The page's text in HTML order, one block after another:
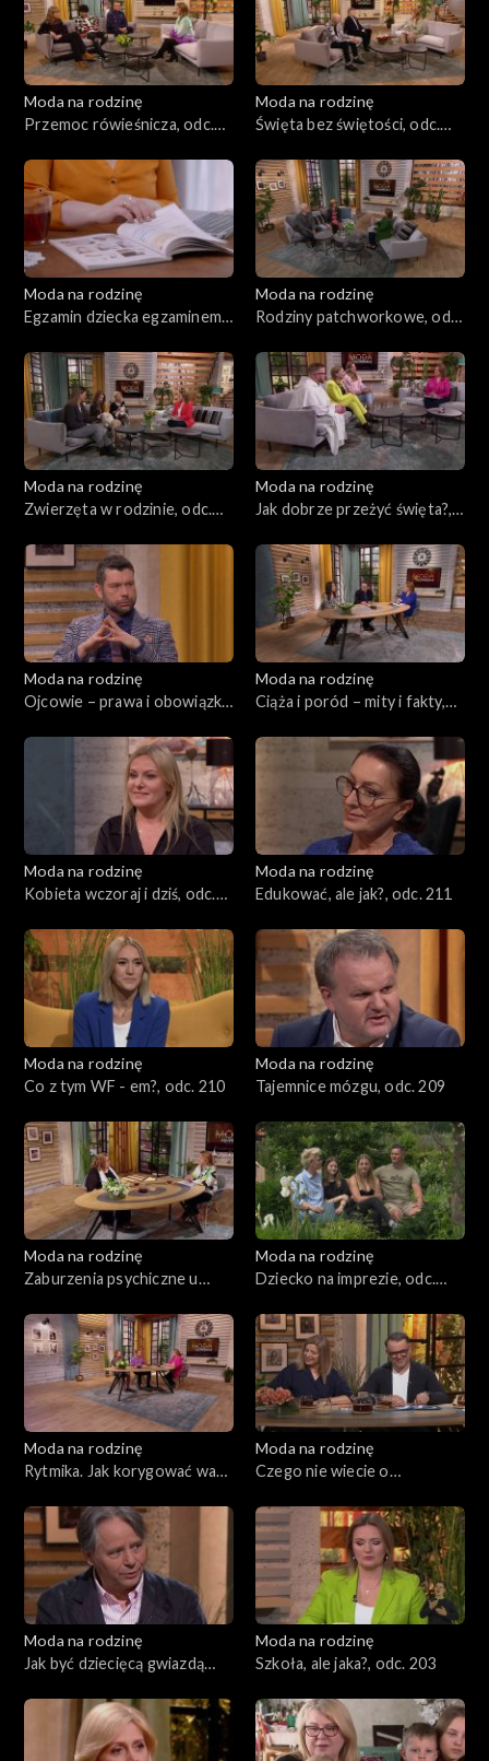
Moda na rodzinę
Przemoc rówieśnicza, odc.
Moda na rodzinę
Święta bez świętości, odc.
Moda na rodzinę
Egzamin dziecka egzaminem
Moda na rodzinę
Rodziny patchworkowe, odc.
Moda na rodzinę
Zwierzęta w rodzinie, odc.
Moda na rodzinę
Jak dobrze przeżyć święta?,
Moda na rodzinę
Ojcowie – prawa i obowiązki,
Moda na rodzinę
Ciąża i poród – mity i fakty,
Moda na rodzinę
Kobieta wczoraj i dziś, odc.
Moda na rodzinę
Edukować, ale jak?, odc. 211
Moda na rodzinę
Co z tym WF - em?, odc. 210
Moda na rodzinę
Tajemnice mózgu, odc. 209
Moda na rodzinę
Zaburzenia psychiczne u
Moda na rodzinę
Dziecko na imprezie, odc.
Moda na rodzinę
Rytmika. Jak korygować wady
Moda na rodzinę
Czego nie wiecie o
Moda na rodzinę
Jak być dziecięcą gwiazdą
204
Moda na rodzinę
Szkoła, ale jaka?, odc. 203